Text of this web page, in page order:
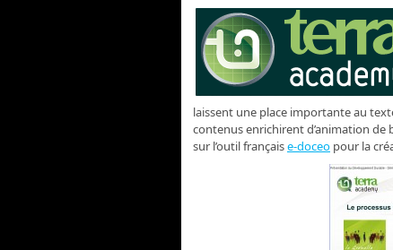
laissent une place importante au
contenus enrichirent d’animation de
sur l’outil française-doceo pour la